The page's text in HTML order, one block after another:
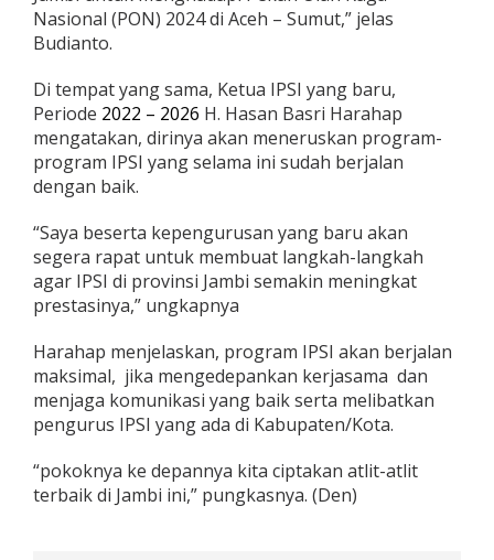
Nasional (PON) 2024 di Aceh – Sumut,” jelas
Budianto.
Di tempat yang sama, Ketua IPSI yang baru,
Periode 2022 – 2026 H. Hasan Basri Harahap
mengatakan, dirinya akan meneruskan program-
program IPSI yang selama ini sudah berjalan
dengan baik.
“Saya beserta kepengurusan yang baru akan
segera rapat untuk membuat langkah-langkah
agar IPSI di provinsi Jambi semakin meningkat
prestasinya,” ungkapnya
Harahap menjelaskan, program IPSI akan berjalan
maksimal, jika mengedepankan kerjasama dan
menjaga komunikasi yang baik serta melibatkan
pengurus IPSI yang ada di Kabupaten/Kota.
“pokoknya ke depannya kita ciptakan atlit-atlit
terbaik di Jambi ini,” pungkasnya. (Den)